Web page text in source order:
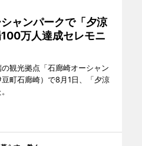
ャンパークで「夕涼
万人達成セレモニ
観光拠点「石廊崎オーシャン
町石廊崎）で8月1日、「夕涼